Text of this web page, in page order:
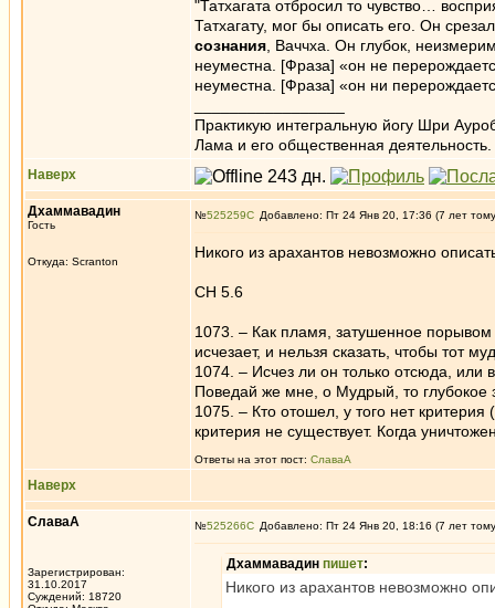
"Татхагата отбросил то чувство…
Татхагату, мог бы описать его. Он
сознания , Ваччха. Он глубок,
неуместна. [Фраза] «он не
неуместна. [Фраза] «он ни
Практикую интегральную йогу Шри
Лама и его общественная деятельность.
Наверх
Дхаммавадин
Гость
Откуда: Scranton
№525259 Добавлено: Пт 24 Янв 20, 17:36 (7 лет
Никого из арахантов невозможно
СН 5.6
1073. – Как пламя, затушенное
исчезает, и нельзя сказать, чтобы тот
1074. – Исчез ли он только отсюда, или
Поведай же мне, о Мудрый, то
1075. – Кто отошел, у того нет
критерия не существует. Когда
Ответы на этот пост: СлаваА
Наверх
СлаваА
Зарегистрирован:
31.10.2017
Суждений: 18720
№525266 Добавлено: Пт 24 Янв 20, 18:16 (7 лет
Дхаммавадин пишет:
Никого из арахантов невозможно